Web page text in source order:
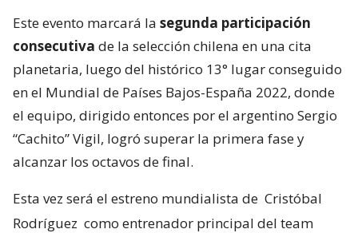
Este evento marcará la segunda participación
consecutiva de la selección chilena en una cita
planetaria, luego del histórico 13° lugar conseguido
en el Mundial de Países Bajos-España 2022, donde
el equipo, dirigido entonces por el argentino Sergio
“Cachito” Vigil, logró superar la primera fase y
alcanzar los octavos de final.
Esta vez será el estreno mundialista de Cristóbal
Rodríguez como entrenador principal del team